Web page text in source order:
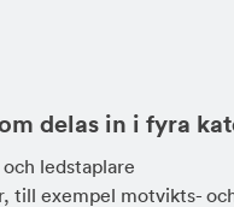
delas in i fyra
ledstaplare
till exempel motvikts-